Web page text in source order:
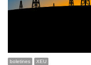
boletines XEU